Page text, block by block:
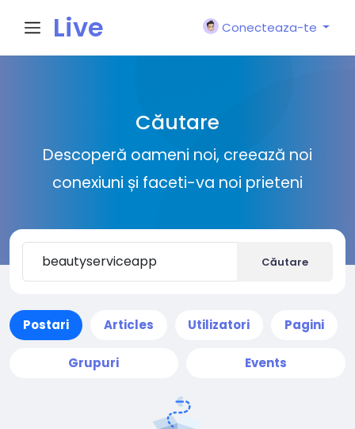
Live
Conecteaza-te
Căutare
Descoperă oameni noi, creează noi
conexiuni și faceti-va noi prieteni
Căutare
Postari Articles Utilizatori Pagini
Grupuri Events